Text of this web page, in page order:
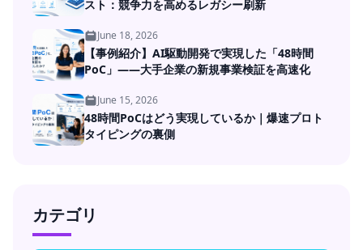
スト：競争力を高めるレガシー刷新
June 18, 2026
【事例紹介】AI駆動開発で実現した「48時間
PoC」――大手企業の新規事業検証を高速化
June 15, 2026
48時間PoCはどう実現しているか｜爆速プロト
タイピングの裏側
カテゴリ